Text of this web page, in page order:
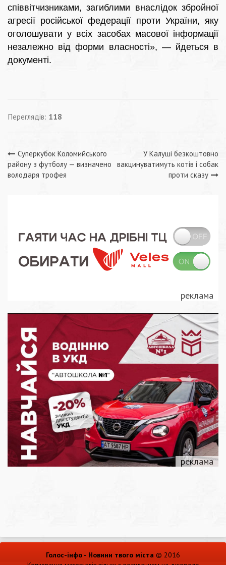
співвітчизниками, загиблими внаслідок збройної
агресії російської федерації проти України, яку
оголошувати у всіх засобах масової інформації
незалежно від форми власності», — йдеться в
документі.
Переглядів: 118
Навігація
записів
Суперкубок Коломийського
району з футболу — визначено
володаря трофея
У Калуші безкоштовно
вакцинуватимуть котів і собак
проти сказу
Голос-інфо - Новини твого міста © 2016